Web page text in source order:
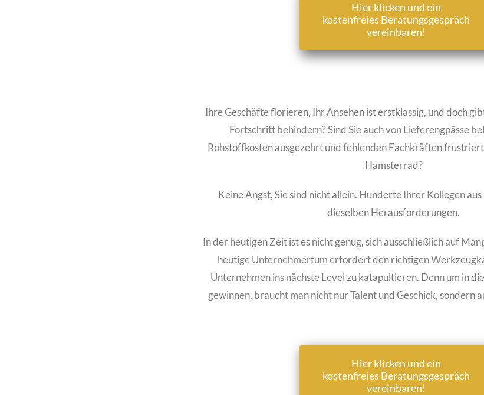
Hier klicken und ein
kostenfreies Beratungsgespräch
vereinbaren!
Ihre Geschäfte florieren, Ihr Ansehen ist erstklassig, und doch
Fortschritt behindern? Sind Sie auch von Lieferengpässe
Rohstoffkosten ausgezehrt und fehlenden Fachkräften
Hamsterrad?
Keine Angst, Sie sind nicht allein. Hunderte Ihrer Kollegen
dieselben Herausforderungen.
In der heutigen Zeit ist es nicht genug, sich ausschließlich auf
heutige Unternehmertum erfordert den richtigen
Unternehmen ins nächste Level zu katapultieren. Denn um in
gewinnen, braucht man nicht nur Talent und Geschick, sondern
Hier klicken und ein
kostenfreies Beratungsgespräch
vereinbaren!